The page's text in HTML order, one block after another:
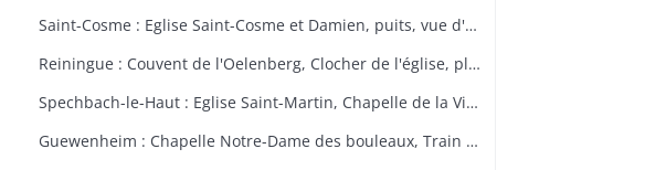
Saint-Cosme : Eglise Saint-Cosme et Damien, puits, vue d'ensemble, ancien presbytère, mairie
Reiningue : Couvent de l'Oelenberg, Clocher de l'église, plan d'eau, cour de ferme
Spechbach-le-Haut : Eglise Saint-Martin, Chapelle de la Vierge, Christ du dimanche des rameaux sur l'âne, Vierge de la Pitié
Guewenheim : Chapelle Notre-Dame des bouleaux, Train de la Doller, lavoir, pierre borne, mur cimetière, Calvaire 1857 avec décorations florales